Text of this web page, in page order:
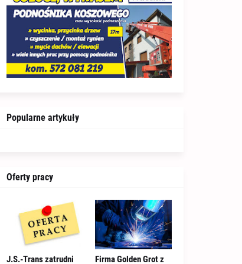
Popularne artykuły
Oferty pracy
J.S.-Trans zatrudni Firma Golden Grot z